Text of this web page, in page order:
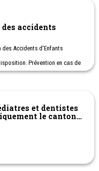
des accidents
des Accidents d'Enfants
Prévention en cas de
et dentistes
le canton